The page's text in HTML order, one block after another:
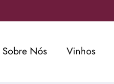
Sobre Nós Vinhos